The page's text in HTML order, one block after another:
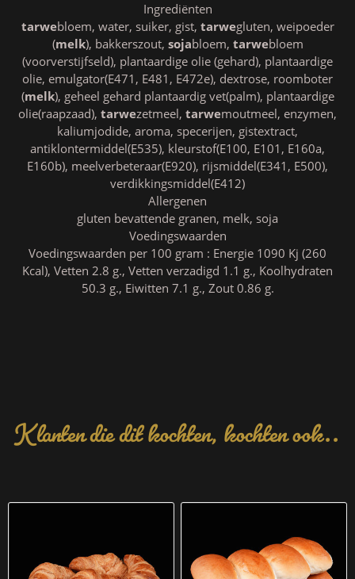
Ingrediënten
tarwebloem, water, suiker, gist, tarwegluten, weipoeder
(melk), bakkerszout, sojabloem, tarwebloem
(voorverstijfseld), plantaardige olie (gehard), plantaardige
olie, emulgator(E471, E481, E472e), dextrose, roomboter
(melk), geheel gehard plantaardig vet(palm), plantaardige
olie(raapzaad), tarwezetmeel, tarwemoutmeel, enzymen,
kaliumjodide, aroma, specerijen, gistextract,
antiklontermiddel(E535), kleurstof(E100, E101, E160a,
E160b), meelverbeteraar(E920), rijsmiddel(E341, E500),
verdikkingsmiddel(E412)
Allergenen
gluten bevattende granen, melk, soja
Voedingswaarden
Voedingswaarden per 100 gram : Energie 1090 Kj (260
Kcal), Vetten 2.8 g., Vetten verzadigd 1.1 g., Koolhydraten
50.3 g., Eiwitten 7.1 g., Zout 0.86 g.
Klanten die dit kochten, kochten ook..